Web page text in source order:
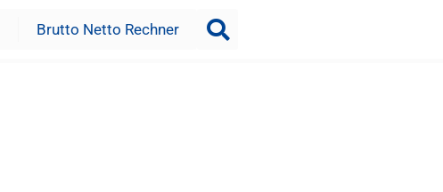
Brutto Netto Rechner